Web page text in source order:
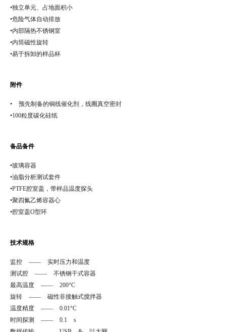
•独立单元、占地面积小
•危险气体自动排放
•内部隔热不锈钢室
•内筒磁性旋转
•易于拆卸的样品杯
附件
• 预先制备的铜线催化剂，线圈真空密封
•100粒度碳化硅纸
备品备件
•玻璃容器
•油脂分析测试套件
•PTFE腔室盖，带样品温度探头
•聚四氟乙烯容器心
•腔室盖O型环
技术规格
监控 —— 实时压力和温度
测试腔 —— 不锈钢干式容器
最高温度 —— 200°C
旋转 —— 磁性非接触式搅拌器
温度精度 —— 0.01°C
时间探测 —— 0.1 s